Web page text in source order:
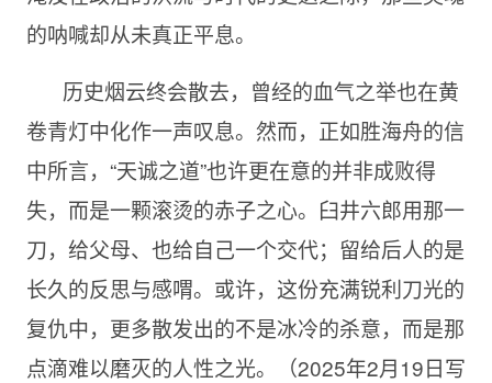
的呐喊却从未真正平息。
历史烟云终会散去，曾经的血气之举也在黄
卷青灯中化作一声叹息。然而，正如胜海舟的信
中所言，“天诚之道”也许更在意的并非成败得
失，而是一颗滚烫的赤子之心。臼井六郎用那一
刀，给父母、也给自己一个交代；留给后人的是
长久的反思与感喟。或许，这份充满锐利刀光的
复仇中，更多散发出的不是冰冷的杀意，而是那
点滴难以磨灭的人性之光。（2025年2月19日写